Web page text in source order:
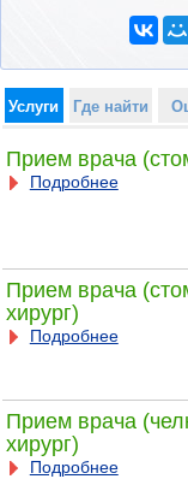
Услуги Где найти
Прием врача
Подробнее
Прием врача
хирург)
Подробнее
Прием врача
хирург)
Подробнее